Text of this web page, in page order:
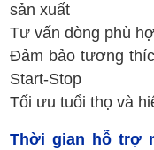
sản xuất
Tư vấn dòng phù
Đảm bảo tương
Start-Stop
Tối ưu tuổi thọ và
Thời gian hỗ trợ